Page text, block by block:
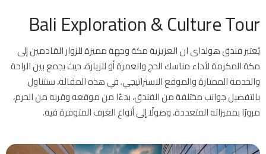
Bali Exploration & Culture Tour
يُعتبر فندق هولداى ان العزيزية مكة وجهة مميزة للزوار القادمين إلى
مكة المكرمة لأداء مناسك الحج والعمرة أو للزيارة، حيث يجمع بين الراحة
والخدمة الممتازة والموقع الاستراتيجي. في هذه المقالة، سنتناول
بالتفصيل جوانب مختلفة من الفندق، بدءًا من موقعه وقربه من الحرم،
مرورًا بمميزاته المتعددة، وصولًا إلى أنواع الغرف المتوفرة فيه.